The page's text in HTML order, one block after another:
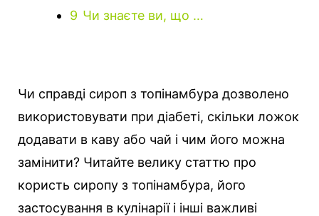
9 Чи знаєте ви, що …
Чи справді сироп з топінамбура дозволено
використовувати при діабеті, скільки ложок
додавати в каву або чай і чим його можна
замінити? Читайте велику статтю про
користь сиропу з топінамбура, його
застосування в кулінарії і інші важливі